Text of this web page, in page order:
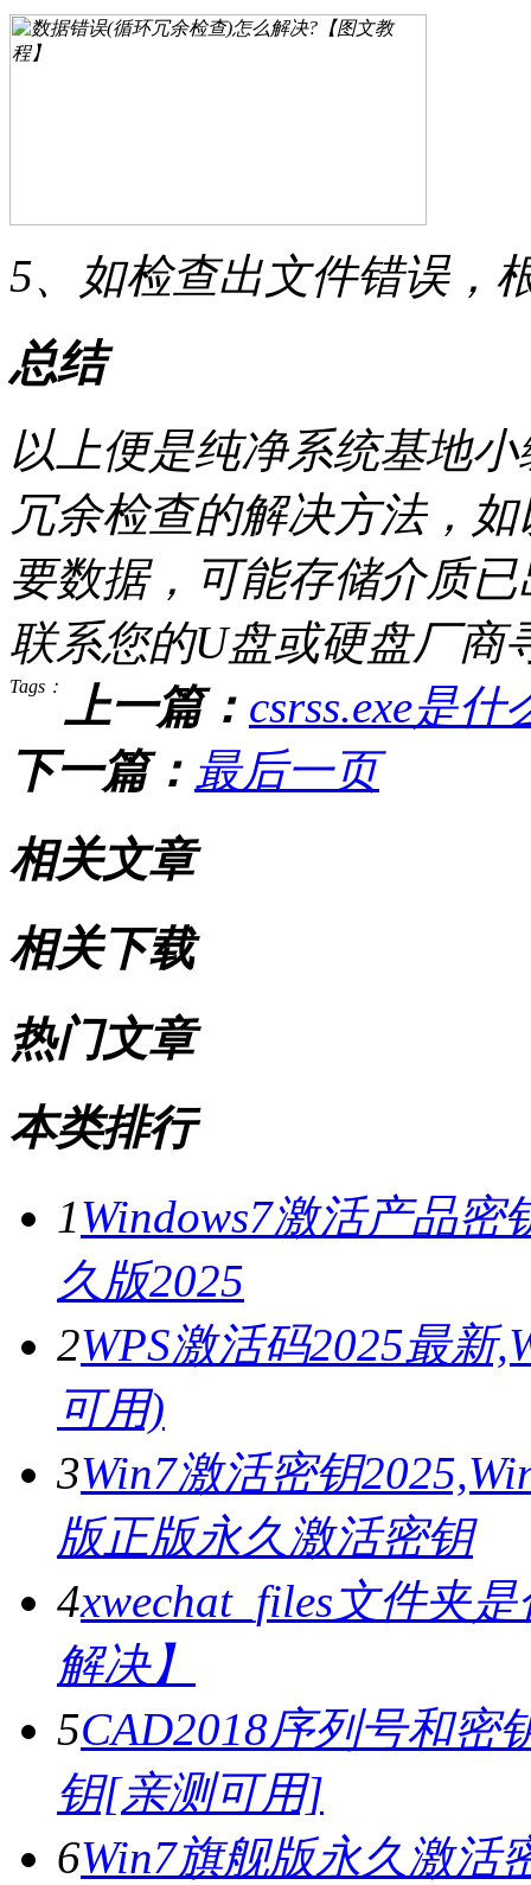
5、如检查出文件错误，
总结
以上便是纯净系统基地
冗余检查的解决方法，
要数据，可能存储介质
联系您的U盘或硬盘厂商
Tags： 上一篇： csrss.exe是
下一篇： 最后一页
相关文章
相关下载
热门文章
本类排行
1Windows7激活产品密
久版2025
2WPS激活码2025最新
可用)
3Win7激活密钥
版正版永久激活密钥
4xwechat_files文件夹
解决】
5CAD2018序列号和密
钥[亲测可用]
6Win7旗舰版永久激活